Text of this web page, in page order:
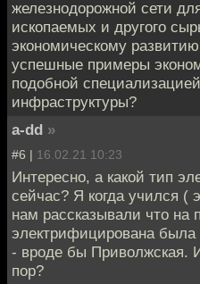
железнодорожной сети
ископаемых и другого
экономическому
успешные примеры
подобной
инфраструктуры?
a-dd »
#6 | 16.02.21 10:23
Интересно, а какой тип
сейчас? Я когда учился (
нам рассказывали что на
электрифицирована была
- вроде бы Приволжская.
пор?